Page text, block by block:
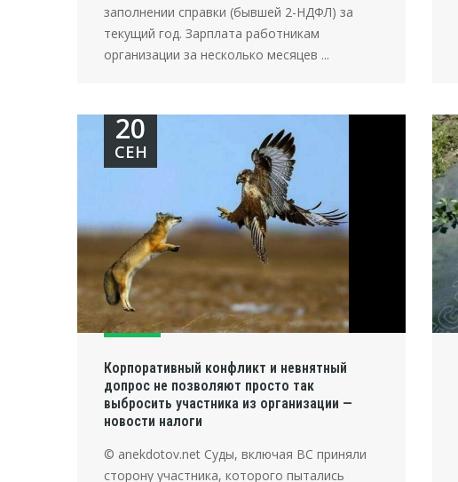
заполнении справки (бывшей 2-НДФЛ) за
текущий год. Зарплата работникам
организации за несколько месяцев ...
Корпоративный конфликт и невнятный
допрос не позволяют просто так
выбросить участника из организации —
новости налоги
20
СЕН
© anekdotov.net Суды, включая ВС приняли
сторону участника, которого пытались